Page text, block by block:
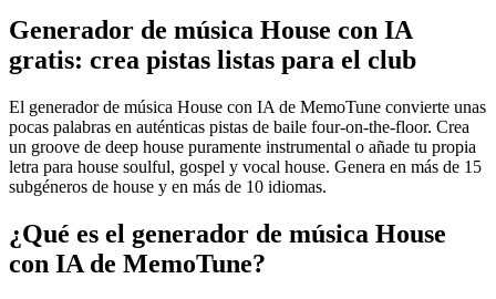
Generador de música House con IA
gratis: crea pistas listas para el club
El generador de música House con IA de MemoTune convierte unas
pocas palabras en auténticas pistas de baile four-on-the-floor. Crea
un groove de deep house puramente instrumental o añade tu propia
letra para house soulful, gospel y vocal house. Genera en más de 15
subgéneros de house y en más de 10 idiomas.
¿Qué es el generador de música House
con IA de MemoTune?